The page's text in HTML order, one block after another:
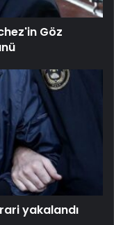
Göz
yakalandı